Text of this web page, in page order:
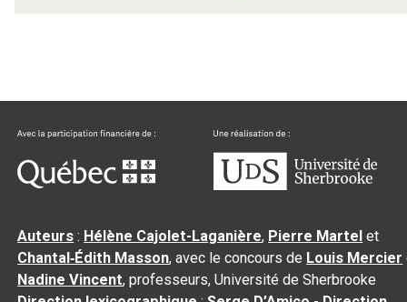
Auteurs : Hélène Cajolet-Laganière, Pierre Martel et
Chantal‑Édith Masson, avec le concours de Louis Mercier
Nadine Vincent, professeurs, Université de Sherbrooke